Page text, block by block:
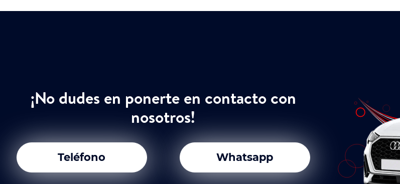
¡No dudes en ponerte en contacto con
nosotros!
Teléfono Whatsapp